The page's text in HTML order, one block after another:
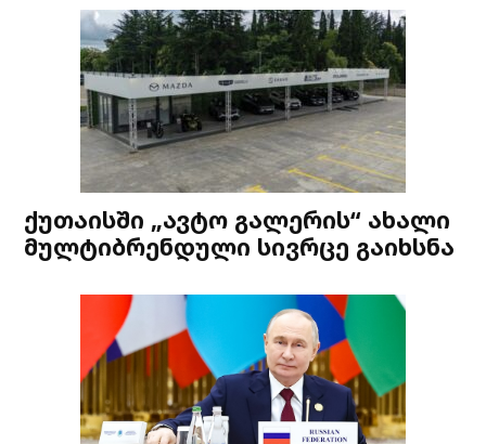
ქუთაისში „ავტო გალერის“ ახალი
მულტიბრენდული სივრცე გაიხსნა